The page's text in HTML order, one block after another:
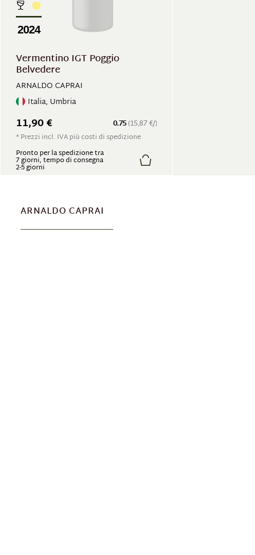
2024
Vermentino IGT Poggio
Belvedere
ARNALDO CAPRAI
Italia, Umbria
0.75(15,87 €/)
11,90 €
* Prezzi incl. IVA più costi di spedizione
Pronto per la spedizione tra
7 giorni, tempo di consegna
2-5 giorni
ARNALDO CAPRAI